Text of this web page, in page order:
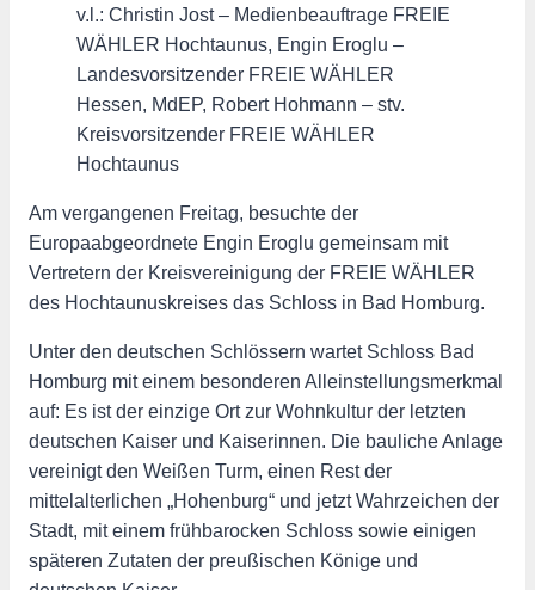
v.l.: Christin Jost – Medienbeauftrage FREIE
WÄHLER Hochtaunus, Engin Eroglu –
Landesvorsitzender FREIE WÄHLER
Hessen, MdEP, Robert Hohmann – stv.
Kreisvorsitzender FREIE WÄHLER
Hochtaunus
Am vergangenen Freitag, besuchte der
Europaabgeordnete Engin Eroglu gemeinsam mit
Vertretern der Kreisvereinigung der FREIE WÄHLER
des Hochtaunuskreises das Schloss in Bad Homburg.
Unter den deutschen Schlössern wartet Schloss Bad
Homburg mit einem besonderen Alleinstellungsmerkmal
auf: Es ist der einzige Ort zur Wohnkultur der letzten
deutschen Kaiser und Kaiserinnen. Die bauliche Anlage
vereinigt den Weißen Turm, einen Rest der
mittelalterlichen „Hohenburg“ und jetzt Wahrzeichen der
Stadt, mit einem frühbarocken Schloss sowie einigen
späteren Zutaten der preußischen Könige und